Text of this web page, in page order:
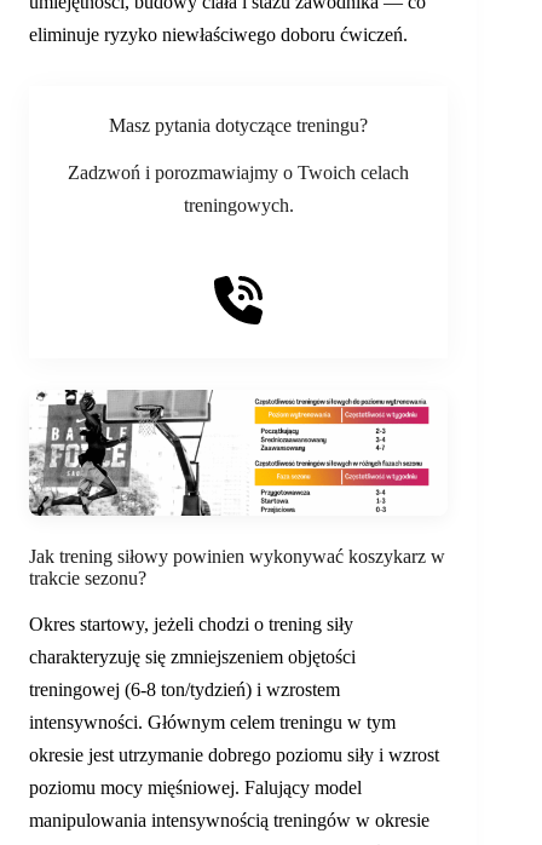
eliminuje ryzyko niewłaściwego doboru ćwiczeń.
Masz pytania dotyczące treningu?
Zadzwoń i porozmawiajmy o Twoich celach
treningowych.
Jak trening siłowy powinien wykonywać koszykarz w
trakcie sezonu?
Okres startowy, jeżeli chodzi o trening siły
charakteryzuję się zmniejszeniem objętości
treningowej (6-8 ton/tydzień) i wzrostem
intensywności. Głównym celem treningu w tym
okresie jest utrzymanie dobrego poziomu siły i wzrost
poziomu mocy mięśniowej. Falujący model
manipulowania intensywnością treningów w okresie